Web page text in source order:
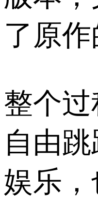
了原作
整个
自由
娱乐